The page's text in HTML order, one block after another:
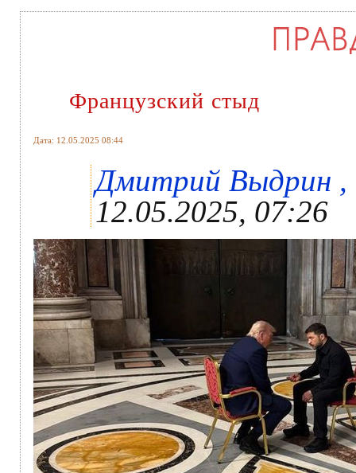
Французский стыд
Дата: 12.05.2025 08:44
Дмитрий Выдрин ,
12.05.2025, 07:26